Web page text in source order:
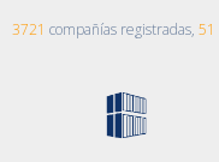
3721 compañías registradas, 51